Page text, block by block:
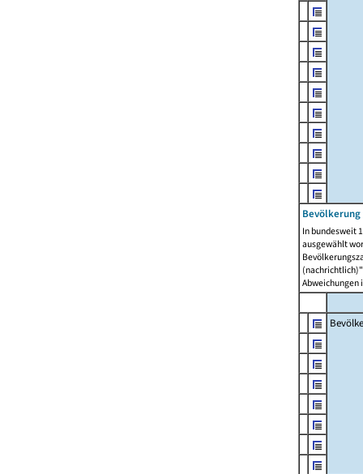
In bundesweit
ausgewählt
Abweichungen